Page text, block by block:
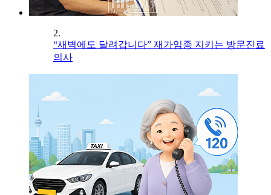
2.
“새벽에도 달려갑니다” 재가임종 지키는 방문진료
의사